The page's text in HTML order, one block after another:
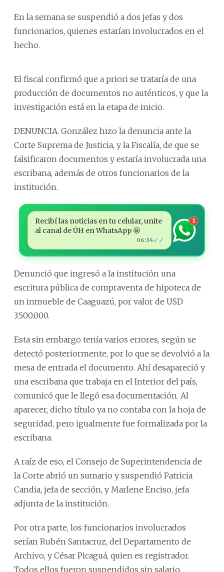
En la semana se suspendió a dos jefas y dos
funcionarios, quienes estarían involucrados en el
hecho.
El fiscal confirmó que a priori se trataría de una
producción de documentos no auténticos, y que la
investigación está en la etapa de inicio.
DENUNCIA. González hizo la denuncia ante la
Corte Suprema de Justicia, y la Fiscalía, de que se
falsificaron documentos y estaría involucrada una
escribana, además de otros funcionarios de la
institución.
Recibí las noticias en tu celular, unite
al canal de ÚH en WhatsApp 🤩
06:34✓✓
1
Denunció que ingresó a la institución una
escritura pública de compraventa de hipoteca de
un inmueble de Caaguazú, por valor de USD
3.500.000.
Esta sin embargo tenía varios errores, según se
detectó posteriormente, por lo que se devolvió a la
mesa de entrada el documento. Ahí desapareció y
una escribana que trabaja en el Interior del país,
comunicó que le llegó esa documentación. Al
aparecer, dicho título ya no contaba con la hoja de
seguridad, pero igualmente fue formalizada por la
escribana.
A raíz de eso, el Consejo de Superintendencia de
la Corte abrió un sumario y suspendió Patricia
Candia, jefa de sección, y Marlene Enciso, jefa
adjunta de la institución.
Por otra parte, los funcionarios involucrados
serían Rubén Santacruz, del Departamento de
Archivo, y César Picaguá, quien es registrador.
Todos ellos fueron suspendidos sin salario.